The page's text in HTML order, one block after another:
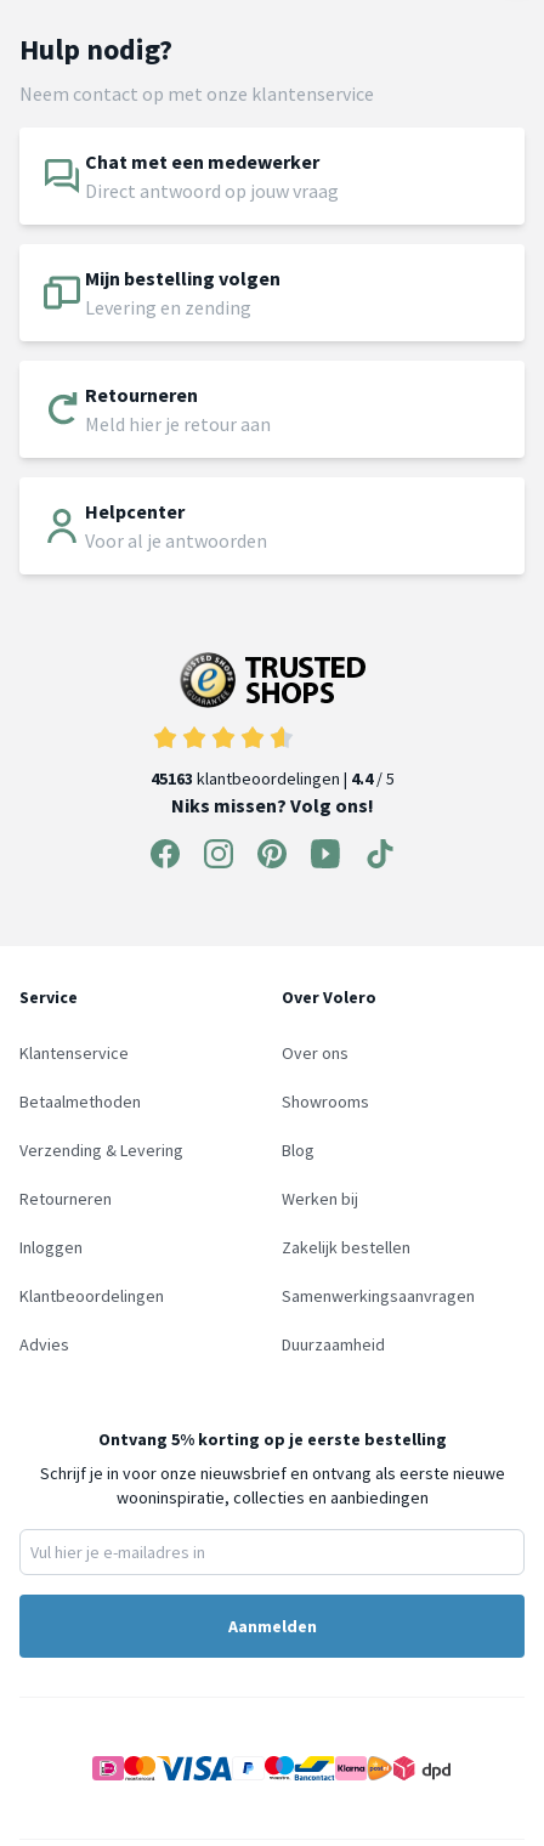
Hulp nodig?
Neem contact op met onze klantenservice
Chat met een medewerker
Direct antwoord op jouw vraag
Mijn bestelling volgen
Levering en zending
Retourneren
Meld hier je retour aan
Helpcenter
Voor al je antwoorden
45163 klantbeoordelingen | 4.4/ 5
Niks missen? Volg ons!
Service
Klantenservice
Betaalmethoden
Verzending & Levering
Retourneren
Inloggen
Klantbeoordelingen
Advies
Over Volero
Over ons
Showrooms
Blog
Werken bij
Zakelijk bestellen
Samenwerkingsaanvragen
Duurzaamheid
Ontvang 5% korting op je eerste bestelling
Schrijf je in voor onze nieuwsbrief en ontvang als eerste nieuwe
wooninspiratie, collecties en aanbiedingen
Aanmelden